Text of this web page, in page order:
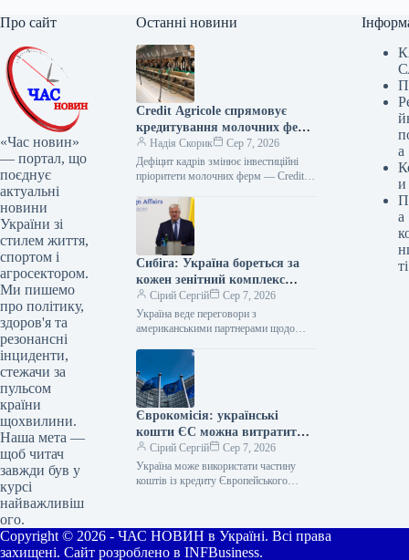
Про сайт
«Час новин»
— портал, що
поєднує
актуальні
новини
України зі
стилем життя,
спортом і
агросектором.
Ми пишемо
про політику,
здоров'я та
резонансні
інциденти,
стежачи за
пульсом
країни
щохвилини.
Наша мета —
щоб читач
завжди був у
курсі
найважливіш
ого.
Останні новини
Credit Agricole спрямовує
кредитування молочних ферм
на автоматизацію
Надія Скорик
Сер 7, 2026
Дефіцит кадрів змінює інвестиційні
пріоритети молочних ферм — Credit
спрямовують кредитні кошти не лише
Сибіга: Україна бореться за
кожен зенітний комплекс
Patriot, тривають переговори
щодо ліцензій
Сірий Сергій
Сер 7, 2026
Україна веде переговори з
американськими партнерами щодо
ракет-перехоплювачів PAC-3 і
водночас бореться за кожну ракету
для…
Єврокомісія: українські
кошти ЄС можна витратити
на ракети-перехоплювачі з
третіх країн
Сірий Сергій
Сер 7, 2026
Україна може використати частину
коштів із кредиту Європейського
а
и
а
ті
Copyright © 2026 - ЧАС НОВИН в Україні. Всі права
захищені. Сайт розроблено в INFBusiness.